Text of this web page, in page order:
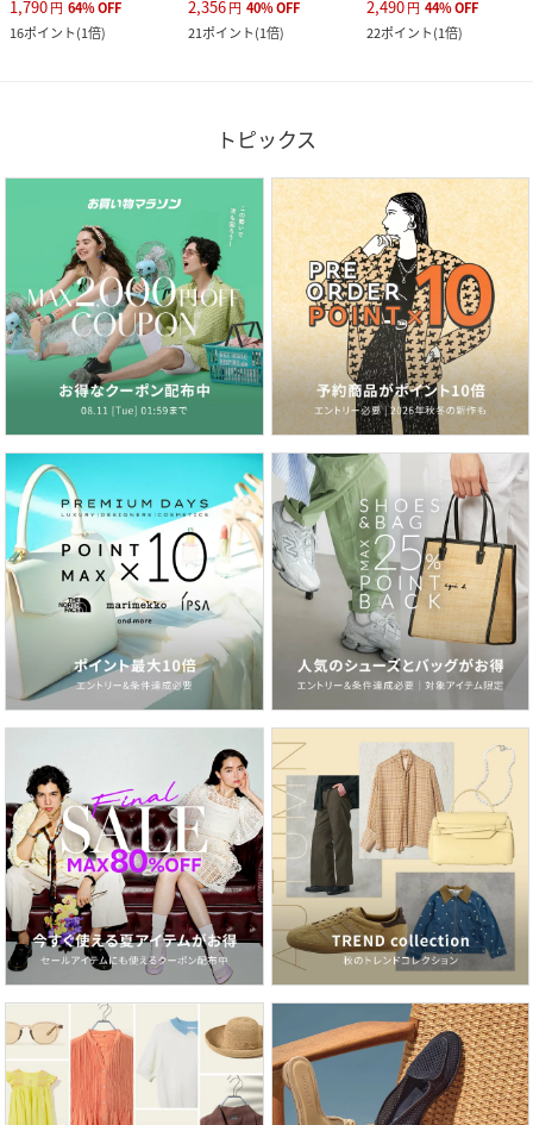
1,790円 64%OFF
16ポイント(1倍)
2,356円 40%OFF
21ポイント(1倍)
2,490円 44%OFF
22ポイント(1倍)
トピックス